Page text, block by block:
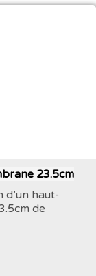
23.5cm
haut-
de